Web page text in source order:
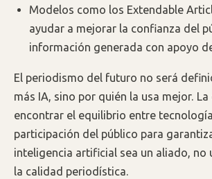
Modelos como los Extendable
ayudar a mejorar la confianza del
información generada con apoyo
El periodismo del futuro no será
más IA, sino por quién la usa mejor. La
encontrar el equilibrio entre
participación del público para
inteligencia artificial sea un aliado, no
la calidad periodística.